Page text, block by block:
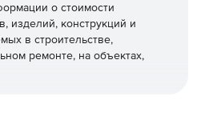
о стоимости
изделий, конструкций и
в строительстве,
ремонте, на объектах,